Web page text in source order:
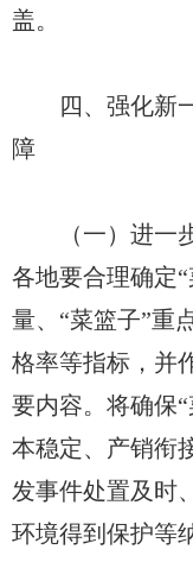
盖。
四、强化新一
障
（一）进一步
各地要合理确定
量、“菜篮子”重
格率等指标，并
要内容。将确保
本稳定、产销衔
发事件处置及时
环境得到保护等